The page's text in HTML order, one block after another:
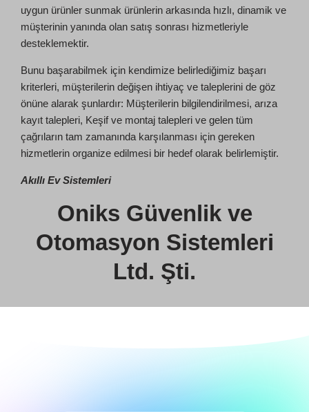
uygun ürünler sunmak ürünlerin arkasında hızlı, dinamik ve
müşterinin yanında olan satış sonrası hizmetleriyle
desteklemektir.
Bunu başarabilmek için kendimize belirlediğimiz başarı
kriterleri, müşterilerin değişen ihtiyaç ve taleplerini de göz
önüne alarak şunlardır: Müşterilerin bilgilendirilmesi, arıza
kayıt talepleri, Keşif ve montaj talepleri ve gelen tüm
çağrıların tam zamanında karşılanması için gereken
hizmetlerin organize edilmesi bir hedef olarak belirlemiştir.
Akıllı Ev Sistemleri
Oniks Güvenlik ve
Otomasyon Sistemleri
Ltd. Şti.